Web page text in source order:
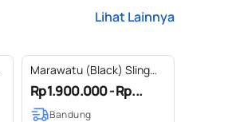
Lihat Lainnya
Marawatu (Black) Sling
Bag Genuine Leather Kulit
Asli - Gammara Leather
Rp1.900.000 - Rp...
Bandung